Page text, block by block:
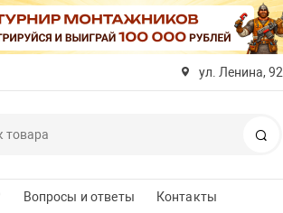
ул. Ленина, 92
Вопросы и ответы Контакты